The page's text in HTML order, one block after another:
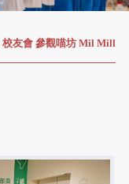
校友會 參觀喵坊 Mil Mill